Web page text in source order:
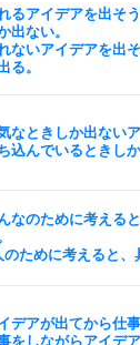
るアイデアを出そ
出ない。
ないアイデアを出
る。
なときしか出ない
込んでいるときし
なのために考える
のために考えると、
デアが出てから仕
をしながらアイデア